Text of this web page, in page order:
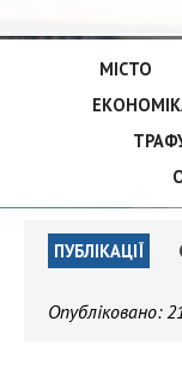
МІСТО
ПУБЛІКАЦІЇ
Опубліковано: